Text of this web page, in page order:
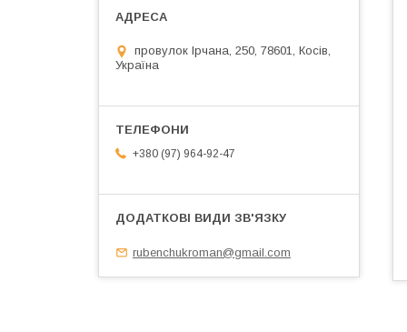
провулок Ірчана, 250, 78601, Косів,
Україна
+380 (97) 964-92-47
rubenchukroman@gmail.com